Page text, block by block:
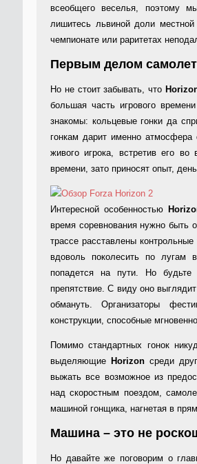
всеобщего веселья, поэтому
лишитесь львиной доли
чемпионате или раритетах
Первым делом
Но не стоит забывать, что
большая часть игрового
знакомы: кольцевые гонки да
гонкам дарит именно
живого игрока, встретив его
времени, зато приносят опыт,
Интересной особенностью
время соревнования нужно быть
трассе расставлены
вдоволь поколесить по лугам
попадется на пути. Но
препятствие. С виду оно
обмануть. Организаторы
конструкции, способные
Помимо стандартных гонок
выделяющие Horizonсреди
выжать все возможное из
над скоростным поездом,
машиной гонщика, нагнетая в
Машина – это не
Но давайте же поговорим о